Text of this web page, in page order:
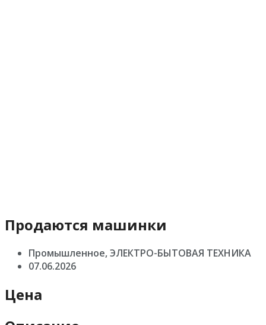
Продаются машинки
Промышленное, ЭЛЕКТРО-БЫТОВАЯ ТЕХНИКА
07.06.2026
Цена